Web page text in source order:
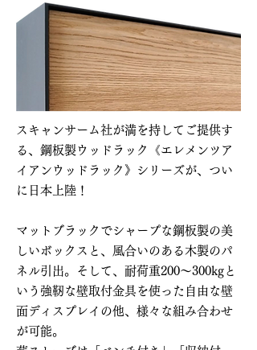
スキャンサーム社が満を持してご提供す
る、鋼板製ウッドラック《エレメンツア
イアンウッドラック》シリーズが、つい
に日本上陸！
マットブラックでシャープな鋼板製の美
しいボックスと、風合いのある木製のパ
ネル引出。そして、耐荷重200～300kgと
いう強靭な壁取付金具を使った自由な壁
面ディスプレイの他、様々な組み合わせ
が可能。